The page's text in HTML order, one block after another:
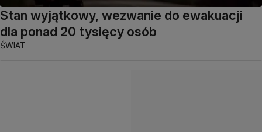
Stan wyjątkowy, wezwanie do ewakuacji
dla ponad 20 tysięcy osób
ŚWIAT